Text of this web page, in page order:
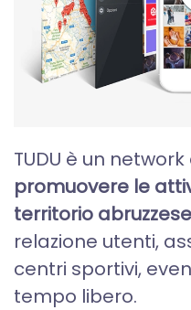
TUDU è un
promuovere le
territorio abruzzese
relazione utenti,
centri sportivi,
tempo libero.